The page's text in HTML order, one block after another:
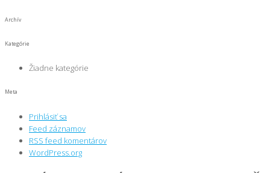
Archív
Kategórie
Žiadne kategórie
Meta
Prihlásiť sa
Feed záznamov
RSS feed komentárov
WordPress.org